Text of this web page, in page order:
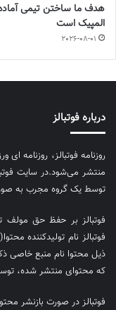
هدف ما ساختن تیمی
المپیک است
2026-08-01
درباره فوتبالز
منتشر می‌شود.در سایت
توسط یک گروه مجرب به
فوتبالز بر حفظ حق مولف
فوتبالز نام تولیدکننده
که محتوای منتشر شده،
فوتبالز در صورت بازنشر